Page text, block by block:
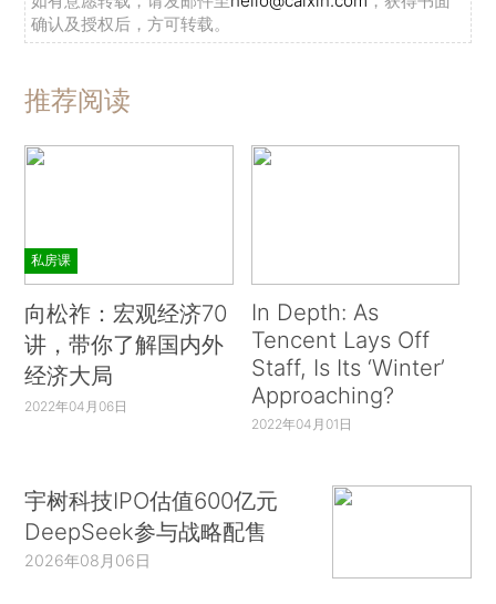
确认及授权后，方可转载。
推荐阅读
私房课
向松祚：宏观经济70
讲，带你了解国内外
经济大局
2022年04月06日
In Depth: As
Tencent Lays Off
Staff, Is Its ‘Winter’
Approaching?
2022年04月01日
宇树科技IPO估值600亿元
DeepSeek参与战略配售
2026年08月06日